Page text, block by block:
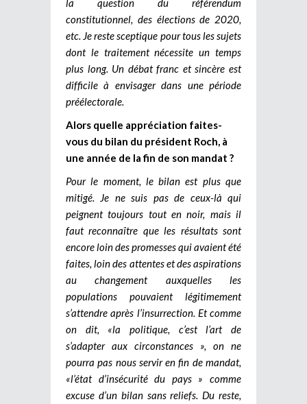
constitutionnel, des élections de 2020,
etc. Je reste sceptique pour tous les sujets
dont le traitement nécessite un temps
plus long. Un débat franc et sincère est
difficile à envisager dans une période
préélectorale.
Alors quelle appréciation faites-
vous du bilan du président Roch, à
une année de la fin de son mandat ?
Pour le moment, le bilan est plus que
mitigé. Je ne suis pas de ceux-là qui
peignent toujours tout en noir, mais il
faut reconnaître que les résultats sont
encore loin des promesses qui avaient été
faites, loin des attentes et des aspirations
au changement auxquelles les
populations pouvaient légitimement
s’attendre après l’insurrection. Et comme
on dit, «la politique, c’est l’art de
s’adapter aux circonstances », on ne
pourra pas nous servir en fin de mandat,
«l’état d’insécurité du pays » comme
excuse d’un bilan sans reliefs. Du reste,